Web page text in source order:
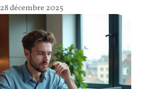
28 décembre 2025